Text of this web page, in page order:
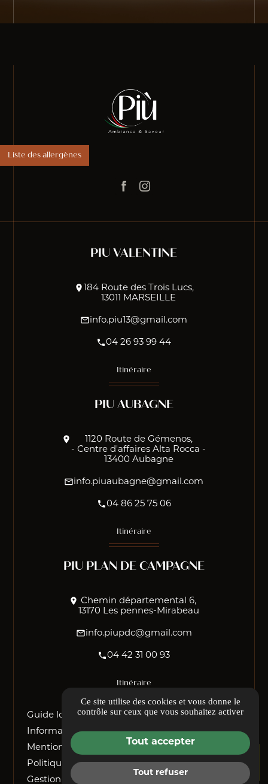
Liste des allergènes
PIU VALENTINE
location_on 184 Route des Trois Lucs,
13011 MARSEILLE
mail_outlineinfo.piu13@gmail.com
phone04 26 93 99 44
Itinéraire
PIU AUBAGNE
location_on
1120 Route de Gémenos,
- Centre d'affaires Alta Rocca -
13400 Aubagne
mail_outlineinfo.piuaubagne@gmail.com
phone04 86 25 75 06
Itinéraire
PIU PLAN DE CAMPAGNE
location_on Chemin départemental 6,
13170 Les pennes-Mirabeau
mail_outlineinfo.piupdc@gmail.com
phone04 42 31 00 93
Itinéraire
Guide local
Informations complémentaires
Mentions légales
Politique de confidentialité
Gestion des cookies
Ce site utilise des cookies et vous donne le
contrôle sur ceux que vous souhaitez activer
Tout accepter
Tout refuser